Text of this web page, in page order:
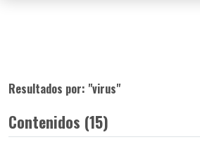
Resultados por: "virus"
Contenidos (15)